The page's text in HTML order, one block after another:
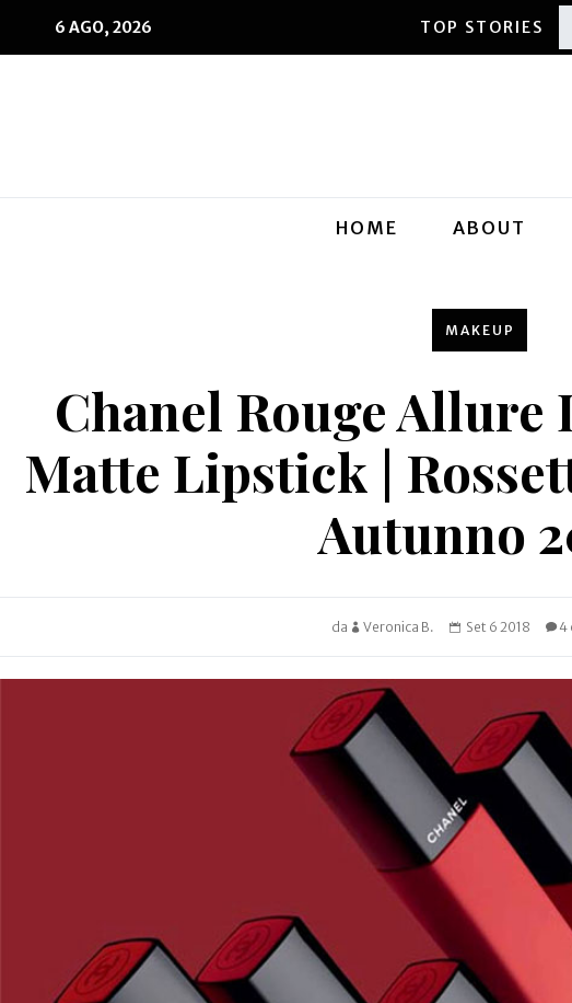
6 AGO, 2026
HOME ABOUT
MAKEUP
Chanel Rouge
Matte Lipstick |
Autunno
da Veronica B. Set 6 2018 4